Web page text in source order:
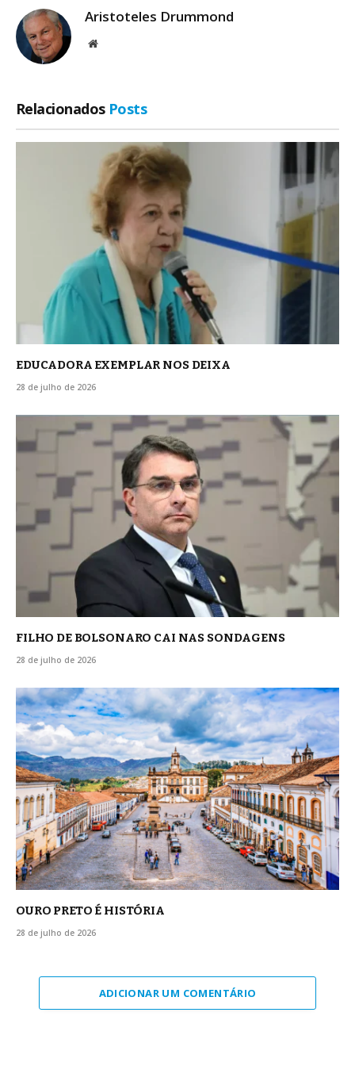
Aristoteles Drummond
Site
Relacionados Posts
EDUCADORA EXEMPLAR NOS DEIXA
28 de julho de 2026
FILHO DE BOLSONARO CAI NAS SONDAGENS
28 de julho de 2026
OURO PRETO É HISTÓRIA
28 de julho de 2026
ADICIONAR UM COMENTÁRIO